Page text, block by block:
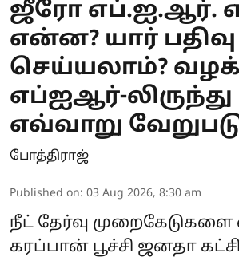
ஜீரோ எப்.ஐ.ஆர்.
என்ன? யார் பதிவு
செய்யலாம்?
எப்ஐஆர்-லிருந்து
எவ்வாறு
போத்திராஜ்
Published on: 03 Aug 2026, 8:30 am
நீட் தேர்வு முறைகேடுகளை
கரப்பான் பூச்சி ஜனதா